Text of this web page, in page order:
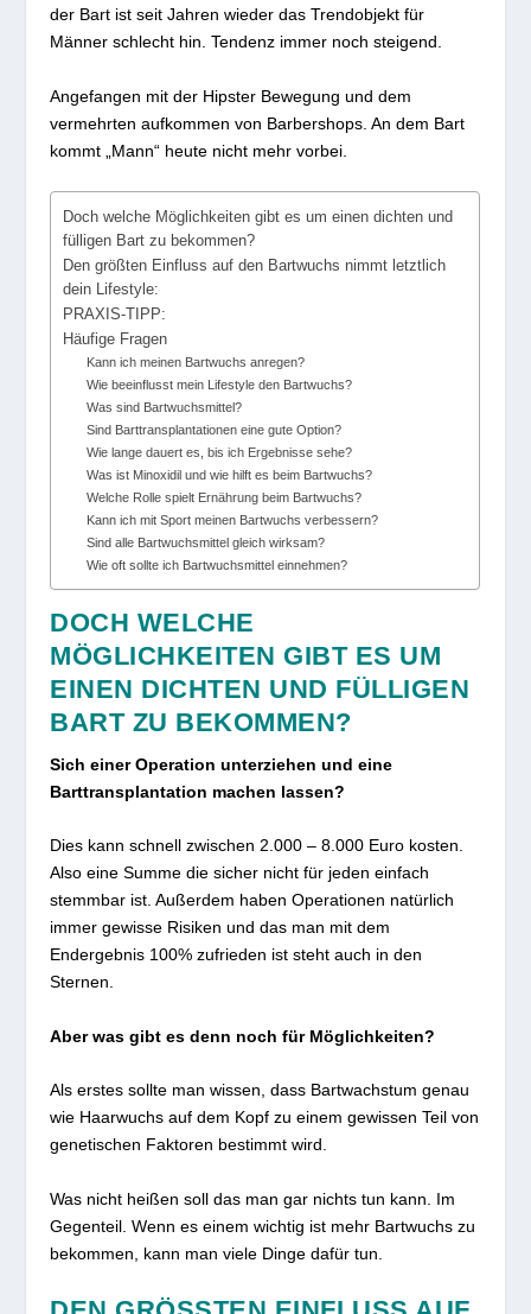
der Bart ist seit Jahren wieder das Trendobjekt für
Männer schlecht hin. Tendenz immer noch steigend.
Angefangen mit der Hipster Bewegung und dem
vermehrten aufkommen von Barbershops. An dem Bart
kommt „Mann“ heute nicht mehr vorbei.
Doch welche Möglichkeiten gibt es um einen dichten und
fülligen Bart zu bekommen?
Den größten Einfluss auf den Bartwuchs nimmt letztlich
dein Lifestyle:
PRAXIS-TIPP:
Häufige Fragen
Kann ich meinen Bartwuchs anregen?
Wie beeinflusst mein Lifestyle den Bartwuchs?
Was sind Bartwuchsmittel?
Sind Barttransplantationen eine gute Option?
Wie lange dauert es, bis ich Ergebnisse sehe?
Was ist Minoxidil und wie hilft es beim Bartwuchs?
Welche Rolle spielt Ernährung beim Bartwuchs?
Kann ich mit Sport meinen Bartwuchs verbessern?
Sind alle Bartwuchsmittel gleich wirksam?
Wie oft sollte ich Bartwuchsmittel einnehmen?
DOCH WELCHE
MÖGLICHKEITEN GIBT ES UM
EINEN DICHTEN UND FÜLLIGEN
BART ZU BEKOMMEN?
Sich einer Operation unterziehen und eine
Barttransplantation machen lassen?
Dies kann schnell zwischen 2.000 – 8.000 Euro kosten.
Also eine Summe die sicher nicht für jeden einfach
stemmbar ist. Außerdem haben Operationen natürlich
immer gewisse Risiken und das man mit dem
Endergebnis 100% zufrieden ist steht auch in den
Sternen.
Aber was gibt es denn noch für Möglichkeiten?
Als erstes sollte man wissen, dass Bartwachstum genau
wie Haarwuchs auf dem Kopf zu einem gewissen Teil von
genetischen Faktoren bestimmt wird.
Was nicht heißen soll das man gar nichts tun kann. Im
Gegenteil. Wenn es einem wichtig ist mehr Bartwuchs zu
bekommen, kann man viele Dinge dafür tun.